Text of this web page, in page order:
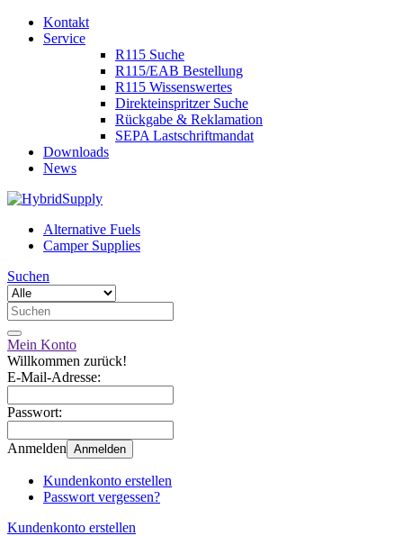
Kontakt
Service
R115 Suche
R115/EAB Bestellung
R115 Wissenswertes
Direkteinspritzer Suche
Rückgabe & Reklamation
SEPA Lastschriftmandat
Downloads
News
Alternative Fuels
Camper Supplies
Suchen
Mein Konto
Willkommen zurück!
E-Mail-Adresse:
Passwort:
Anmelden Anmelden
Kundenkonto erstellen
Passwort vergessen?
Kundenkonto erstellen